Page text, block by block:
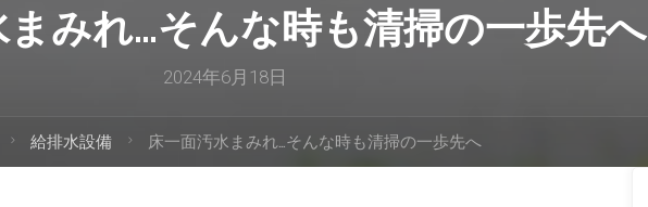
まみれ…そんな時も清掃の一歩先へ
2024年6月18日
給排水設備 床一面汚水まみれ…そんな時も清掃の一歩先へ